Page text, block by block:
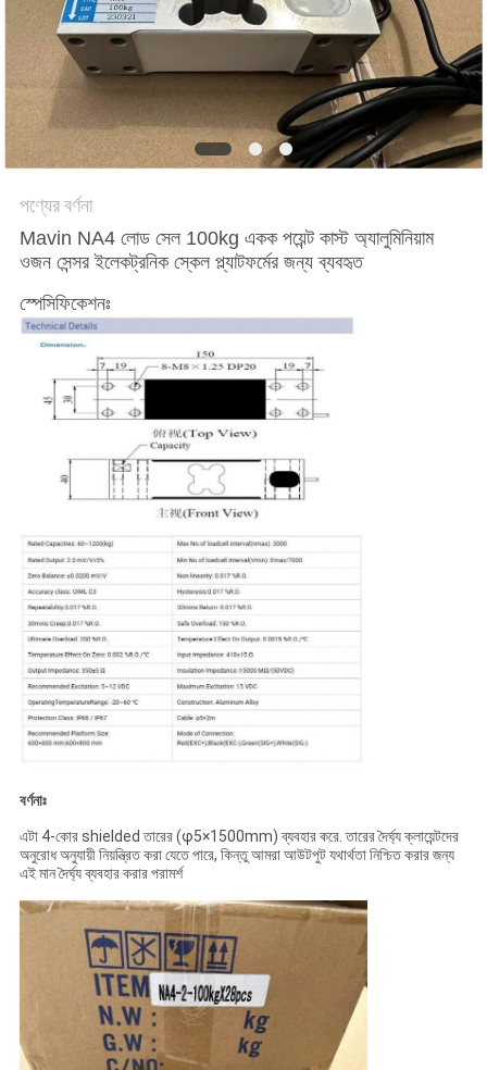
ম্যাপ
PRIVACY
POLICY
পণ্যের বর্ণনা
Mavin NA4 লোড সেল 100kg একক পয়েন্ট কাস্ট অ্যালুমিনিয়াম
ওজন সেন্সর ইলেকট্রনিক স্কেল প্ল্যাটফর্মের জন্য ব্যবহৃত
স্পেসিফিকেশনঃ
বর্ণনাঃ
এটা 4-কোর shielded তারের (φ5×1500mm) ব্যবহার করে. তারের দৈর্ঘ্য ক্লায়েন্টদের
অনুরোধ অনুযায়ী নিয়ন্ত্রিত করা যেতে পারে, কিন্তু আমরা আউটপুট যথার্থতা নিশ্চিত করার জন্য
এই মান দৈর্ঘ্য ব্যবহার করার পরামর্শ